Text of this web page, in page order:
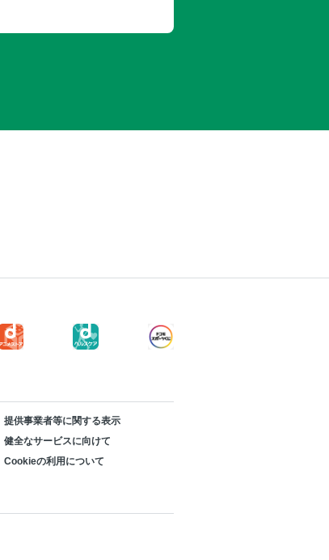
提供事業者等に関する表示
健全なサービスに向けて
Cookieの利用について